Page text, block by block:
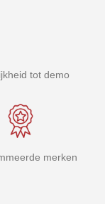
tot demo
merken